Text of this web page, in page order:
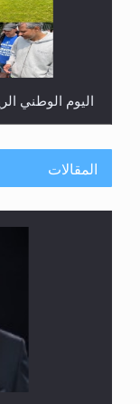
اليوم الوطني
إتمام حفظ
المقالات